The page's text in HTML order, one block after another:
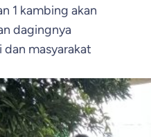
1 kambing akan
dagingnya
masyarakat